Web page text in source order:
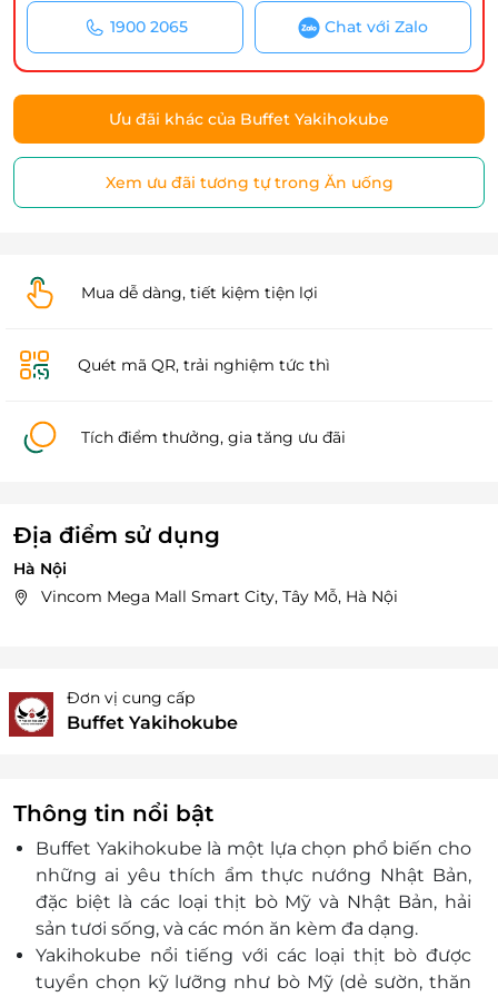
1900 2065 Chat với Zalo
Ưu đãi khác của Buffet Yakihokube
Xem ưu đãi tương tự trong Ăn uống
Mua dễ dàng, tiết kiệm tiện lợi
Quét mã QR, trải nghiệm tức thì
Tích điểm thưởng, gia tăng ưu đãi
Địa điểm sử dụng
Hà Nội
Vincom Mega Mall Smart City, Tây Mỗ, Hà Nội
Đơn vị cung cấp
Buffet Yakihokube
Thông tin nổi bật
Buffet Yakihokube là một lựa chọn phổ biến cho
những ai yêu thích ẩm thực nướng Nhật Bản,
đặc biệt là các loại thịt bò Mỹ và Nhật Bản, hải
sản tươi sống, và các món ăn kèm đa dạng.
Yakihokube nổi tiếng với các loại thịt bò được
tuyển chọn kỹ lưỡng như bò Mỹ (dẻ sườn, thăn